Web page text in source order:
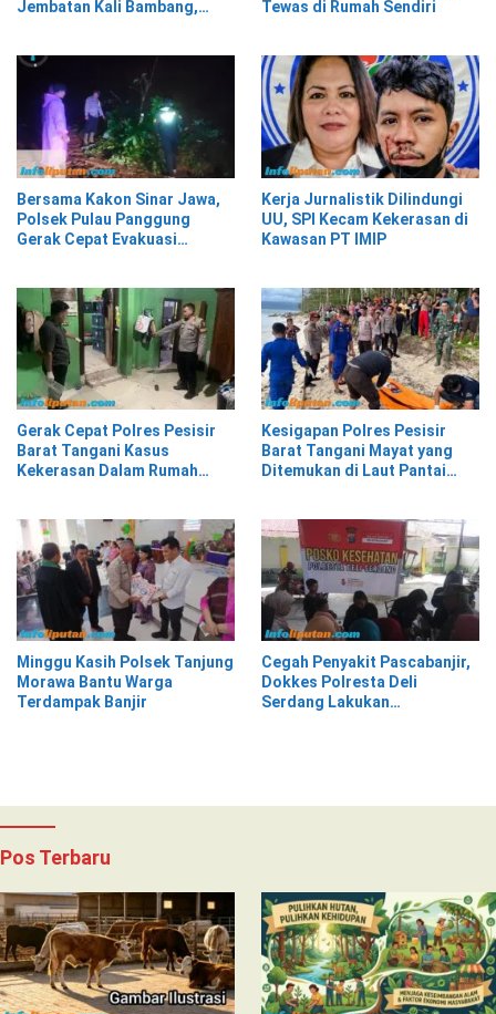
Jembatan Kali Bambang,
Tewas di Rumah Sendiri
Bersama Kakon Sinar Jawa,
Polsek Pulau Panggung
Gerak Cepat Evakuasi
Kerja Jurnalistik Dilindungi
UU, SPI Kecam Kekerasan di
Kawasan PT IMIP
Gerak Cepat Polres Pesisir
Barat Tangani Kasus
Kekerasan Dalam Rumah
Kesigapan Polres Pesisir
Barat Tangani Mayat yang
Ditemukan di Laut Pantai
Minggu Kasih Polsek Tanjung
Morawa Bantu Warga
Terdampak Banjir
Cegah Penyakit Pascabanjir,
Dokkes Polresta Deli
Serdang Lakukan
Pos Terbaru